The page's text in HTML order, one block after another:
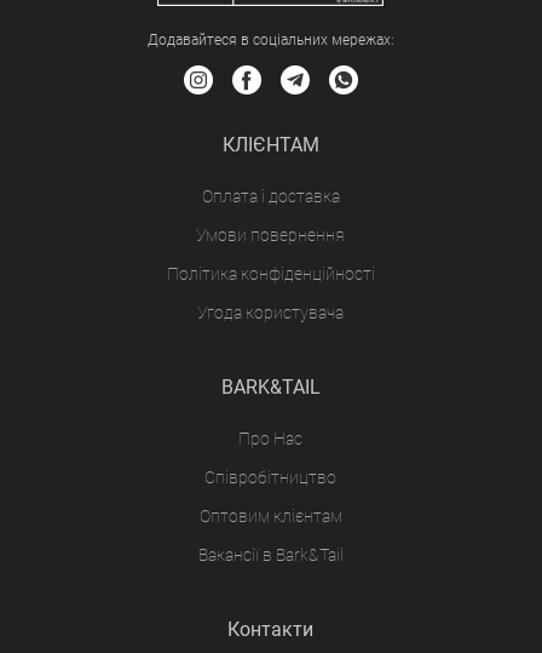
Додавайтеся в соціальних мережах:
КЛІЄНТАМ
Оплата і доставка
Умови повернення
Політика конфіденційності
Угода користувача
BARK&TAIL
Про Нас
Співробітництво
Оптовим клієнтам
Вакансії в Bark&Tail
Контакти